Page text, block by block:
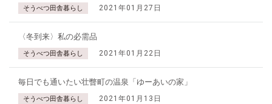
そうべつ田舎暮らし 2021年01月27日
〈冬到来〉私の必需品
そうべつ田舎暮らし 2021年01月22日
毎日でも通いたい壮瞥町の温泉「ゆーあいの家」
そうべつ田舎暮らし 2021年01月13日